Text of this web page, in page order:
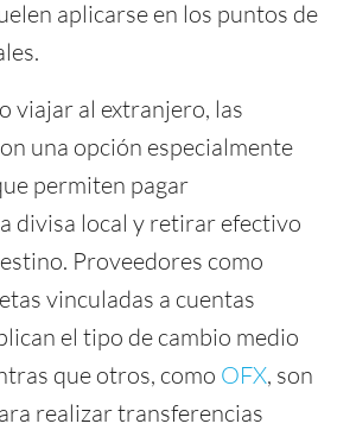
aplicarse en los puntos de
viajar al extranjero, las
una opción especialmente
permiten pagar
divisa local y retirar efectivo
Proveedores como
vinculadas a cuentas
el tipo de cambio medio
que otros, como OFX, son
realizar transferencias